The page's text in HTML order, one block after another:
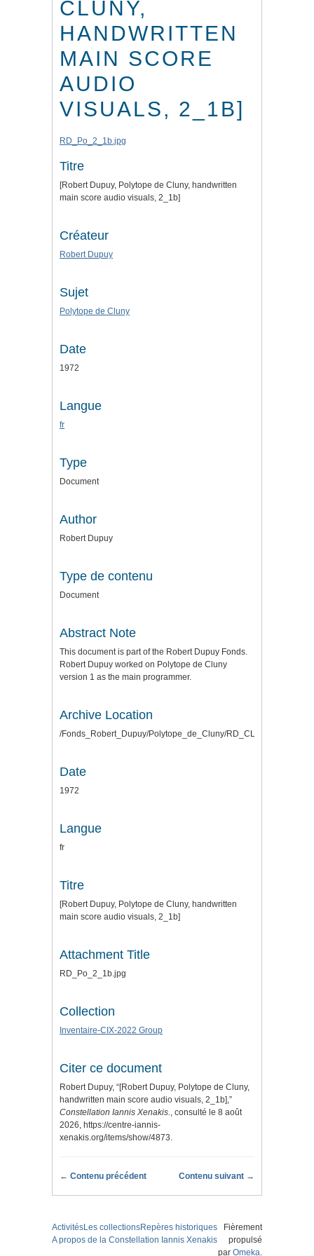
CLUNY,
HANDWRITTEN
MAIN SCORE
AUDIO
VISUALS, 2_1B]
RD_Po_2_1b.jpg
Titre
[Robert Dupuy, Polytope de Cluny, handwritten
main score audio visuals, 2_1b]
Créateur
Robert Dupuy
Sujet
Polytope de Cluny
Date
1972
Langue
fr
Type
Document
Author
Robert Dupuy
Type de contenu
Document
Abstract Note
This document is part of the Robert Dupuy Fonds.
Robert Dupuy worked on Polytope de Cluny
version 1 as the main programmer.
Archive Location
/Fonds_Robert_Dupuy/Polytope_de_Cluny/
Date
1972
Langue
fr
Titre
[Robert Dupuy, Polytope de Cluny, handwritten
main score audio visuals, 2_1b]
Attachment Title
RD_Po_2_1b.jpg
Collection
Inventaire-CIX-2022 Group
Citer ce document
Robert Dupuy, “[Robert Dupuy, Polytope de Cluny,
handwritten main score audio visuals, 2_1b],”
Constellation Iannis Xenakis., consulté le 8 août
2026, https://centre-iannis-
xenakis.org/items/show/4873.
← Contenu précédent Contenu suivant →
ActivitésLes collectionsRepères historiques
A propos de la Constellation Iannis Xenakis
Fièrement
propulsé
par Omeka.